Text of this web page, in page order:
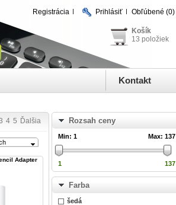
Registrácia Prihlásiť Obľúbené (0)
Košík
13 položiek
Kontakt
4 5 Ďalšia
Adapter
Rozsah ceny
Min: 1 Max: 137
1 137
Farba
šedá